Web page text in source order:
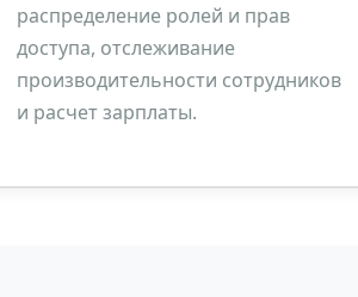
распределение ролей и прав
доступа, отслеживание
производительности сотрудников
и расчет зарплаты.